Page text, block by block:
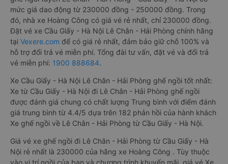
mức giá dao động từ 230000 đồng - 250000 đồng. Trong
đó, nhà xe Hoàng Công có giá vé rẻ nhất, chỉ 230000 đồng.
Đặt vé xe Cầu Giấy - Hà Nội Lê Chân - Hải Phòng chính hãng
tại Vexere.com để có giá rẻ nhất, đảm bảo giữ chỗ 100% và
hỗ trợ đổi trả vé miễn phí. Tổng đài tư vấn, đặt vé và đổi trả
vé miễn phí: 1900 888684.
Xe Cầu Giấy - Hà Nội Lê Chân - Hải Phòng ghế ngồi tốt nhất:
Xe từ Cầu Giấy - Hà Nội đi Lê Chân - Hải Phòng ghế ngồi
được đánh giá chung có chất lượng Trung bình với điểm đánh
giá trung bình từ 4.4/5 dựa trên 182 phản hồi của hành khách
Xe ghế ngồi về Lê Chân - Hải Phòng từ Cầu Giấy - Hà Nội.
Giá vé xe ghế ngồi đi Lê Chân - Hải Phòng từ Cầu Giấy - Hà
Nội rẻ nhất là 230000 của hãng xe Hoàng Công . Tùy thuộc
vào vị trí ngồi của bạn và chương trình khuyến mãi, giá vé Xe